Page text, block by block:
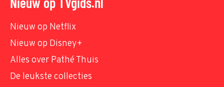
Nieuw op Netflix
Nieuw op Disney+
Alles over Pathé Thuis
De leukste collecties